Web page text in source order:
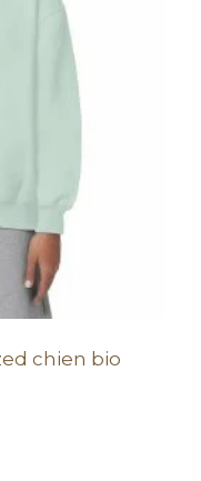
chien bio